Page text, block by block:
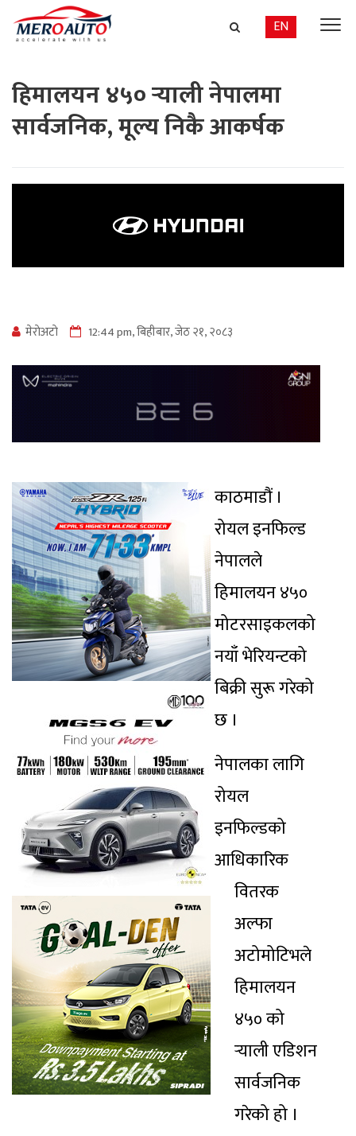
EN
हिमालयन ४५० र्‍याली नेपालमा
सार्वजनिक, मूल्य निकै आकर्षक
मेराेअटाे 12:44 pm, बिहीबार, जेठ २१, २०८३
काठमाडौं ।
रोयल इनफिल्ड
नेपालले
हिमालयन ४५०
मोटरसाइकलको
नयाँ भेरियन्टको
बिक्री सुरू गरेको
छ ।
नेपालका लागि
रोयल
इनफिल्डको
आधिकारिक
वितरक
अल्फा
अटोमोटिभले
हिमालयन
४५० को
र्‍याली एडिशन
सार्वजनिक
गरेको हो ।